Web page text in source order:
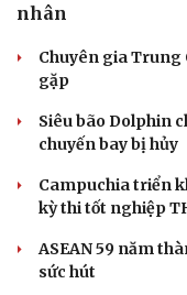
nhân
Chuyên gia Trung
gặp
Siêu bão Dolphin
chuyến bay bị hủy
Campuchia triển
kỳ thi tốt nghiệp
ASEAN 59 năm
sức hút